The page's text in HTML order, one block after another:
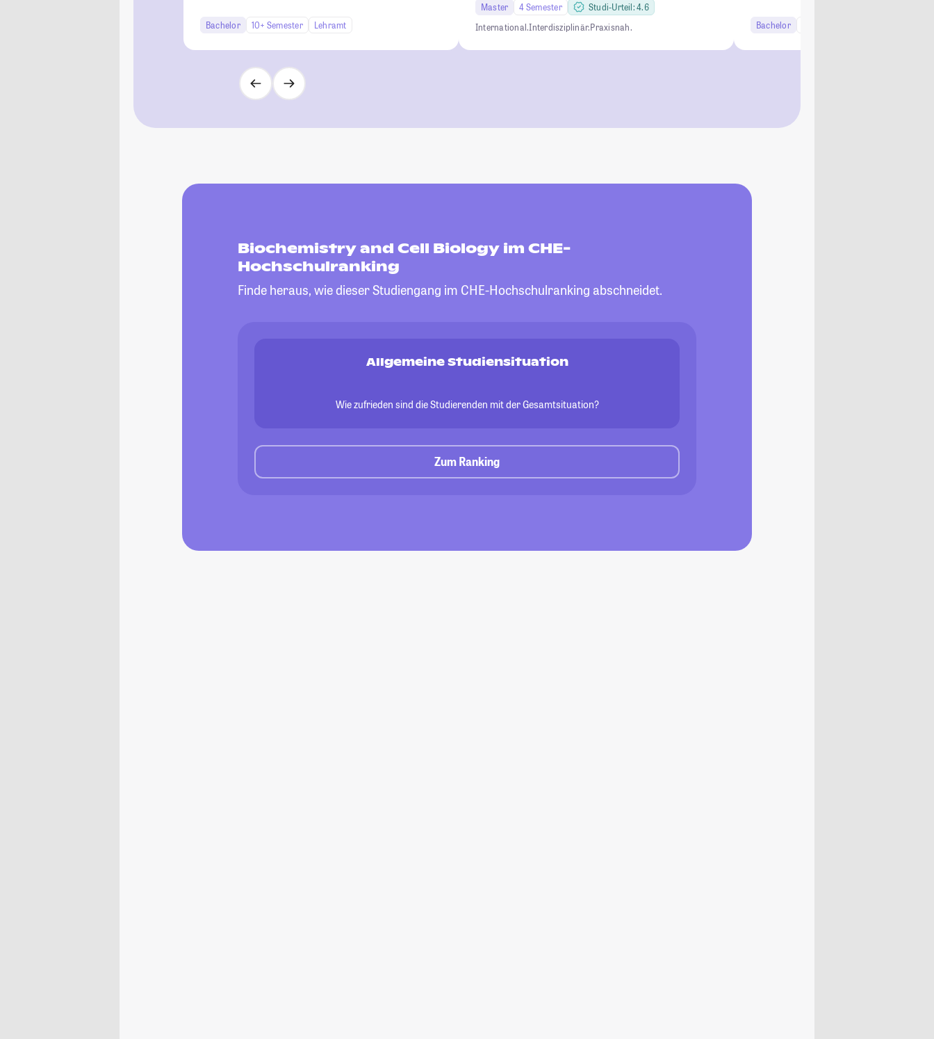
Bachelor 10+ Semester Lehramt
Master 4 Semester
Studi-Urteil: 4.6
International.Interdisziplinär.Praxisnah. Bachelor
Biochemistry and Cell Biology im CHE-
Hochschulranking
Finde heraus, wie dieser Studiengang im CHE-Hochschulranking abschneidet.
Allgemeine Studiensituation
Wie zufrieden sind die Studierenden mit der Gesamtsituation?
Zum Ranking